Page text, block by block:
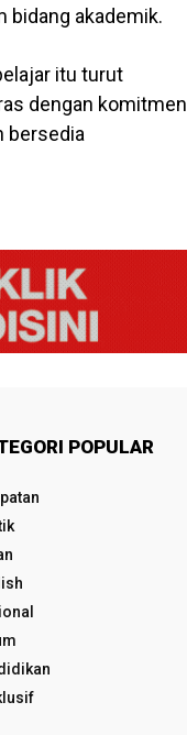
bidang akademik.
itu turut
dengan komitmen
bersedia
POPULAR